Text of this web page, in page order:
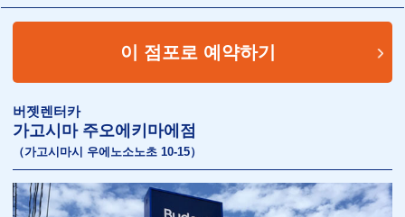
이 점포로 예약하기
버젯렌터카
가고시마 주오에키마에점
（가고시마시 우에노소노초 10-15）